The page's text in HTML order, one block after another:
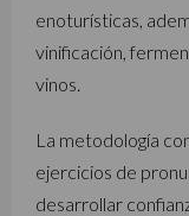
enoturísticas,
vinificación,
vinos.
La metodología
ejercicios de
desarrollar